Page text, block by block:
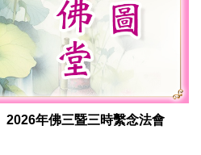
2026年佛三暨三時繫念法會